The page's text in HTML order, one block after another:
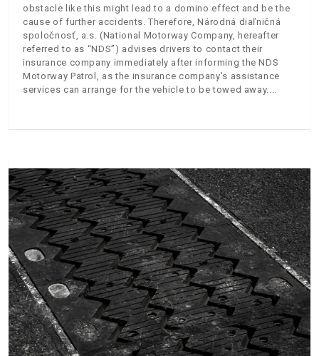
obstacle like this might lead to a domino effect and be the
cause of further accidents. Therefore, Národná diaľničná
spoločnosť, a.s. (National Motorway Company, hereafter
referred to as “NDS”) advises drivers to contact their
insurance company immediately after informing the NDS
Motorway Patrol, as the insurance company's assistance
services can arrange for the vehicle to be towed away.